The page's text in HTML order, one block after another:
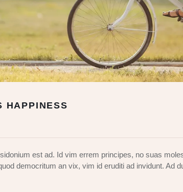
HAPPINESS
est ad. Id vim errem principes, no suas
democritum an vix, vim id eruditi ad invidunt. Ad